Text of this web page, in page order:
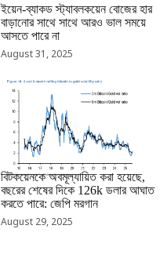
ইয়েন-ব্যাকড স্ট্যাবলকয়েন বোজের হার
বাড়ানোর সাথে সাথে আরও ভাল সময়ে
আসতে পারে না
August 31, 2025
RRCNEWS_BN
বিটকয়েনকে অবমূল্যায়িত করা হয়েছে,
বছরের শেষের দিকে 126k ডলার আঘাত
করতে পারে: জেপি মরগান
August 29, 2025